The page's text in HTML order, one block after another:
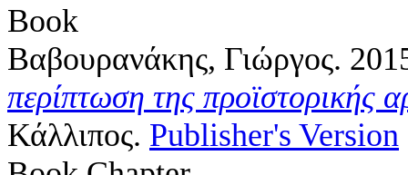
Book
Βαβουρανάκης, Γιώργος.
περίπτωση της προϊστορικής
Κάλλιπος. Publisher's Version